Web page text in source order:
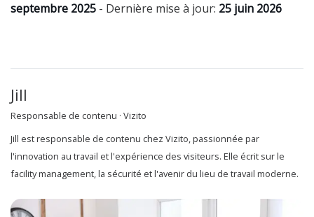
septembre 2025 - Dernière mise à jour: 25 juin 2026
Jill
Responsable de contenu · Vizito
Jill est responsable de contenu chez Vizito, passionnée par
l'innovation au travail et l'expérience des visiteurs. Elle écrit sur le
facility management, la sécurité et l'avenir du lieu de travail moderne.